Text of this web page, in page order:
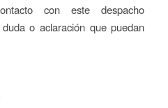
con este despacho
o aclaración que puedan